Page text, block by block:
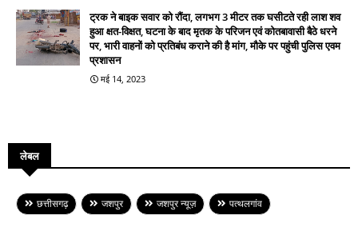
ट्रक ने बाइक सवार को रौंदा, लगभग 3 मीटर तक घसीटते रही लाश शव
हुआ क्षत-विक्षत, घटना के बाद मृतक के परिजन एवं कोतबावासी बैठे धरने
पर, भारी वाहनों को प्रतिबंध कराने की है मांग, मौके पर पहुंची पुलिस एवम
प्रशासन
मई 14, 2023
लेबल
छत्तीसगढ़ जशपुर जशपुर न्यूज़ पत्थलगांव